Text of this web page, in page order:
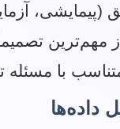
(پیمایشی،
مهم‌ترین
با
داده‌ها